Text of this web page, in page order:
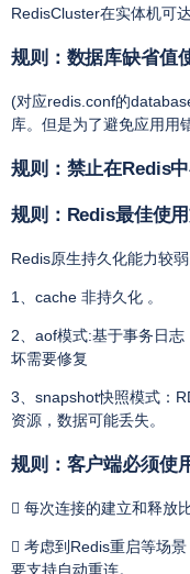
RedisCluster在实体机可
规则：数据库缺省值
(对应redis.conf的
库。但是为了避免应用用
规则：禁止在Redis
规则：Redis最佳使
Redis原生持久化能力较
1、cache 非持久化 。
2、aof模式:基于事务日
坏需要修复
3、snapshot快照模式：
资源，数据可能丢失。
规则：客户端必须使
 每次连接的建立和释放
 考虑到Redis重启等场
要支持自动重连。